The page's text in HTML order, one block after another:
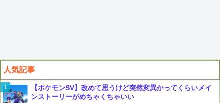
人気記事
【ポケモンSV】改めて思うけど突然変異かってくらいメイ
ンストーリーがめちゃくちゃいい